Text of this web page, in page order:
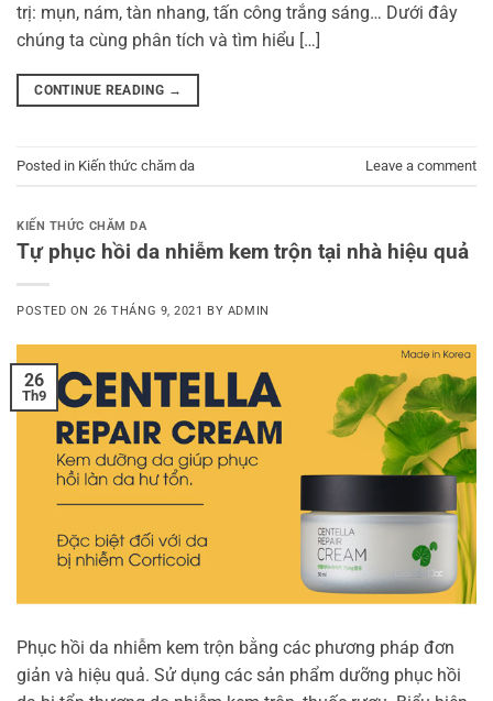
trị: mụn, nám, tàn nhang, tấn công trắng sáng… Dưới đây
chúng ta cùng phân tích và tìm hiểu […]
CONTINUE READING →
Posted in Kiến thức chăm da Leave a comment
KIẾN THỨC CHĂM DA
Tự phục hồi da nhiễm kem trộn tại nhà hiệu quả
POSTED ON 26 THÁNG 9, 2021 BY ADMIN
26
Th9
Phục hồi da nhiễm kem trộn bằng các phương pháp đơn
giản và hiệu quả. Sử dụng các sản phẩm dưỡng phục hồi